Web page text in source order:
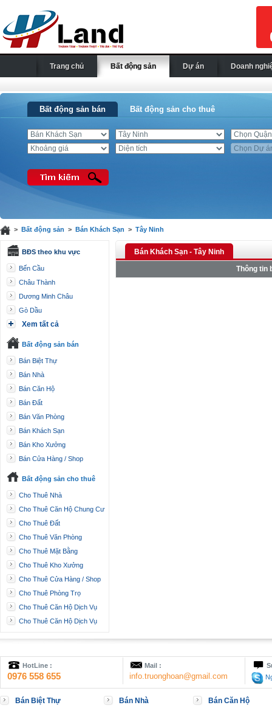
Trang chủ Bất động sản Dự án Doanh
Bất động sản bán Bất động sản cho thuê
> Bất động sản > Bán Khách Sạn > Tây Ninh
BĐS theo khu vực
Bến Cầu
Châu Thành
Dương Minh Châu
Gò Dầu
Xem tất cả
Bất động sản bán
Bán Biệt Thự
Bán Nhà
Bán Căn Hộ
Bán Đất
Bán Văn Phòng
Bán Khách Sạn
Bán Kho Xưởng
Bán Cửa Hàng / Shop
Bất động sản cho thuê
Cho Thuê Nhà
Cho Thuê Căn Hộ Chung Cư
Cho Thuê Đất
Cho Thuê Văn Phòng
Cho Thuê Mặt Bằng
Cho Thuê Kho Xưởng
Cho Thuê Cửa Hàng / Shop
Cho Thuê Phòng Trọ
Cho Thuê Căn Hộ Dịch Vụ
Cho Thuê Căn Hộ Dịch Vụ
Bán Khách Sạn - Tây Ninh
Thông tin
HotLine :
0976 558 655
Mail :
info.truonghoan@gmail.com
Bán Biệt Thự Bán Nhà Bán Căn Hộ